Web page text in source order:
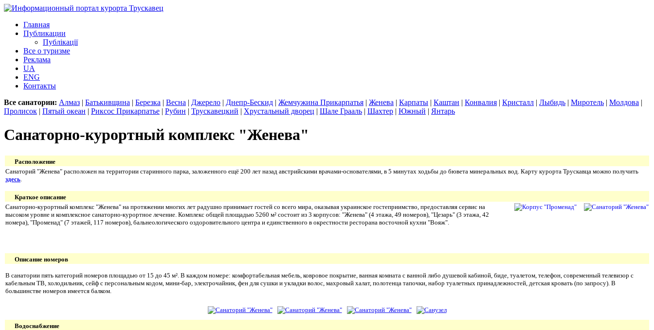
Главная
Публикации
Публікації
Все о туризме
Реклама
UA
ENG
Контакты
Все санатории: Алмаз | Батькивщина | Березка | Весна | Джерело | Днепр-Бескид | Жемчужина Прикарпатья | Женева | Карпаты | Каштан | Конвалия | Кристалл | Лыбидь | Миротель | Молдова |
Пролисок | Пятый океан | Риксос Прикарпатье | Рубин | Трускавецкий | Хрустальный дворец | Шале Грааль | Шахтер | Южный | Янтарь
Санаторно-курортный комплекс "Женева"
Расположение
Санаторий "Женева" расположен на территории старинного парка, заложенного ещё 200 лет назад австрийскими врачами-основателями, в 5 минутах ходьбы до бювета минеральных вод. Карту курорта Трускавца можно получить
здесь
Краткое описание
Санаторно-курортный комплекс "Женева" на протяжении многих лет радушно принимает гостей со всего мира, оказывая украинское гостеприимство, предоставляя сервис на
высоком уровне и комплексное санаторно-курортное лечение. Комплекс общей площадью 5260 м² состоит из 3 корпусов: "Женева" (4 этажа, 49 номеров), "Цезарь" (3 этажа, 42
номера), "Променад" (7 этажей, 117 номеров), бальнеологического оздоровительного центра и единственного в окрестности ресторана восточной кухни "Вояж".
Описание номеров
В санатории пять категорий номеров площадью от 15 до 45 м². В каждом номере: комфортабельная мебель, ковровое покрытие, ванная комната с ванной либо душевой кабиной, биде, туалетом, телефон, современный телевизор с
кабельным ТВ, холодильник, сейф с персональным кодом, мини-бар, электрочайник, фен для сушки и укладки волос, махровый халат, полотенца тапочки, набор туалетных принадлежностей, детская кровать (по запросу). В
большинстве номеров имеется балком.
Водоснабжение